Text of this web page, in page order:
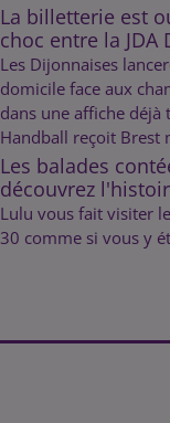
La billetterie est
choc entre la JDA
Les Dijonnaises
domicile face aux
dans une affiche déjà
Handball reçoit Brest
Les balades
découvrez
Lulu vous fait visiter
30 comme si vous y